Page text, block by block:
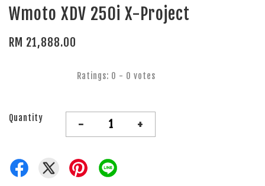
Wmoto XDV 250i X-Project
RM 21,888.00
Ratings: 0 - 0 votes
Quantity - +